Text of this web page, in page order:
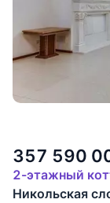
357 590
2-этажный
Никольская